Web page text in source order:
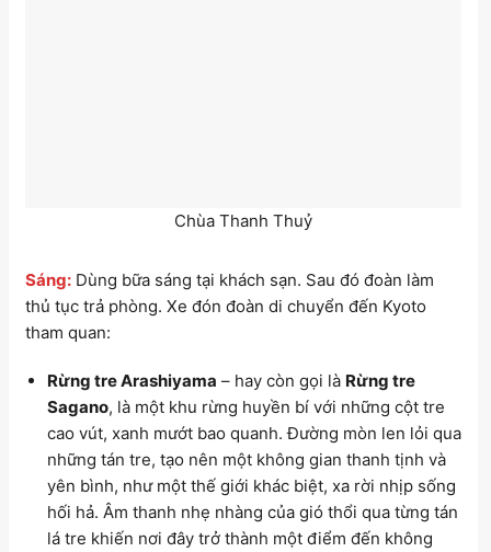
Chùa Thanh Thuỷ
Sáng: Dùng bữa sáng tại khách sạn. Sau đó đoàn làm
thủ tục trả phòng. Xe đón đoàn di chuyển đến Kyoto
tham quan:
Rừng tre Arashiyama – hay còn gọi là Rừng tre
Sagano, là một khu rừng huyền bí với những cột tre
cao vút, xanh mướt bao quanh. Đường mòn len lỏi qua
những tán tre, tạo nên một không gian thanh tịnh và
yên bình, như một thế giới khác biệt, xa rời nhịp sống
hối hả. Âm thanh nhẹ nhàng của gió thổi qua từng tán
lá tre khiến nơi đây trở thành một điểm đến không